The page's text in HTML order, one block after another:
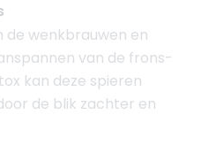
de wenkbrauwen en
van de frons-
kan deze spieren
de blik zachter en